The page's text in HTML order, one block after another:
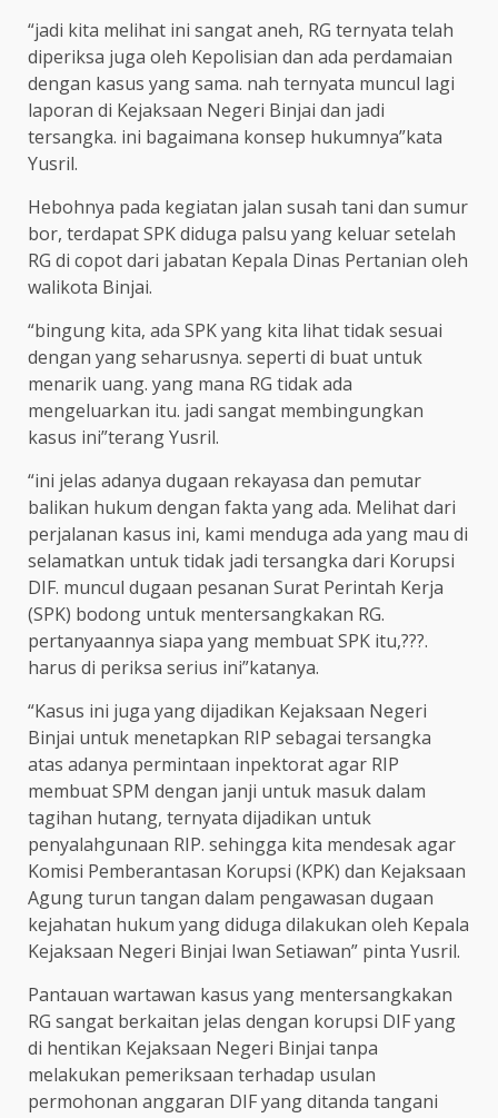
“jadi kita melihat ini sangat aneh, RG ternyata telah
diperiksa juga oleh Kepolisian dan ada perdamaian
dengan kasus yang sama. nah ternyata muncul lagi
laporan di Kejaksaan Negeri Binjai dan jadi
tersangka. ini bagaimana konsep hukumnya”kata
Yusril.
Hebohnya pada kegiatan jalan susah tani dan sumur
bor, terdapat SPK diduga palsu yang keluar setelah
RG di copot dari jabatan Kepala Dinas Pertanian oleh
walikota Binjai.
“bingung kita, ada SPK yang kita lihat tidak sesuai
dengan yang seharusnya. seperti di buat untuk
menarik uang. yang mana RG tidak ada
mengeluarkan itu. jadi sangat membingungkan
kasus ini”terang Yusril.
“ini jelas adanya dugaan rekayasa dan pemutar
balikan hukum dengan fakta yang ada. Melihat dari
perjalanan kasus ini, kami menduga ada yang mau di
selamatkan untuk tidak jadi tersangka dari Korupsi
DIF. muncul dugaan pesanan Surat Perintah Kerja
(SPK) bodong untuk mentersangkakan RG.
pertanyaannya siapa yang membuat SPK itu,???.
harus di periksa serius ini”katanya.
“Kasus ini juga yang dijadikan Kejaksaan Negeri
Binjai untuk menetapkan RIP sebagai tersangka
atas adanya permintaan inpektorat agar RIP
membuat SPM dengan janji untuk masuk dalam
tagihan hutang, ternyata dijadikan untuk
penyalahgunaan RIP. sehingga kita mendesak agar
Komisi Pemberantasan Korupsi (KPK) dan Kejaksaan
Agung turun tangan dalam pengawasan dugaan
kejahatan hukum yang diduga dilakukan oleh Kepala
Kejaksaan Negeri Binjai Iwan Setiawan” pinta Yusril.
Pantauan wartawan kasus yang mentersangkakan
RG sangat berkaitan jelas dengan korupsi DIF yang
di hentikan Kejaksaan Negeri Binjai tanpa
melakukan pemeriksaan terhadap usulan
permohonan anggaran DIF yang ditanda tangani